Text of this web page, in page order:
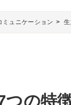
ミュニケーション
つの特